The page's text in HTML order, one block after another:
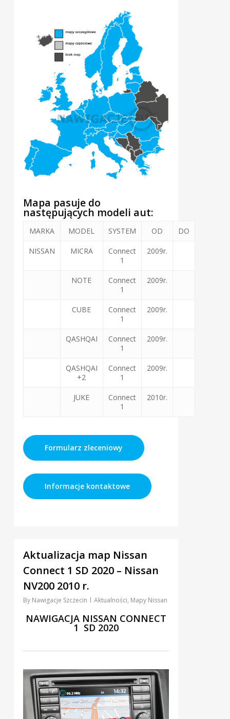
Mapa pasuje do
następujących modeli aut:
MARKA MODEL SYSTEM OD DO
NISSAN MICRA
Connect
1
2009r.
NOTE
Connect
1
2009r.
CUBE
Connect
1
2009r.
QASHQAI
Connect
1
2009r.
QASHQAI
+2
Connect
1
2009r.
JUKE
Connect
1
2010r.
Formularz zleceniowy
Informacje kontaktowe
Aktualizacja map Nissan
Connect 1 SD 2020 – Nissan
NV200 2010 r.
By Nawigacje Szczecin Aktualności, Mapy Nissan
NAWIGACJA NISSAN CONNECT
1 SD 2020